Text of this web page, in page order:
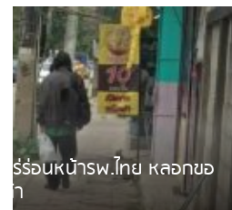
เดือนร้อน! ชาวเชียงรายบ่
บายพาสเสียงดังสร้างค